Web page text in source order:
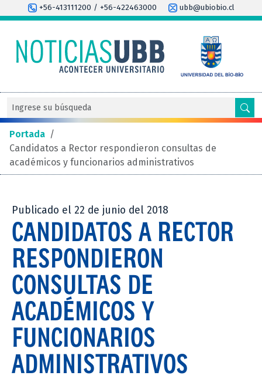
+56-413111200 / +56-422463000 ubb@ubiobio.cl
Portada /
Candidatos a Rector respondieron consultas de
académicos y funcionarios administrativos
Publicado el 22 de junio del 2018
CANDIDATOS A RECTOR
RESPONDIERON
CONSULTAS DE
ACADÉMICOS Y
FUNCIONARIOS
ADMINISTRATIVOS